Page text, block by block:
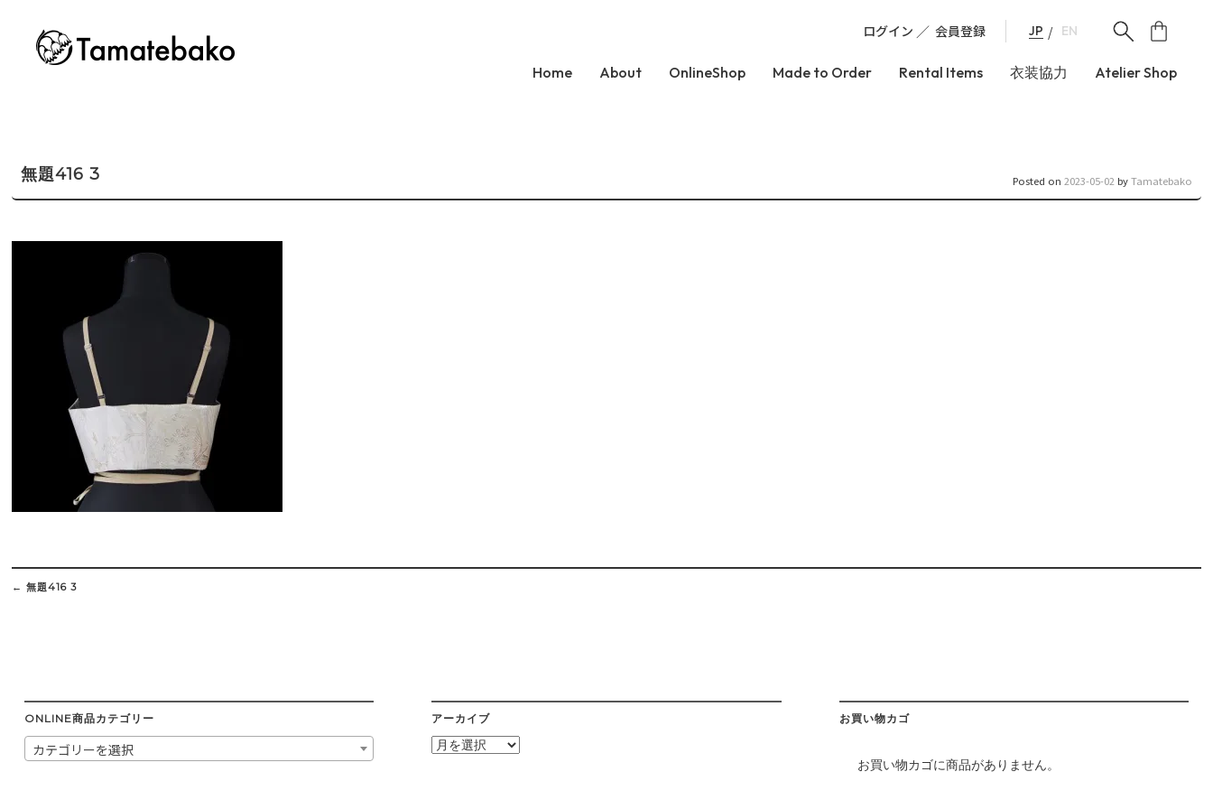
ログイン 会員登録 JP EN
Home About OnlineShop Made to Order Rental Items 衣装協力 Atelier Shop
無題416 3 Posted on 2023-05-02 byTamatebako
Post
navigation
← 無題416 3
ONLINE商品カテゴリー
カテゴリーを選択
アーカイブ
ア
ー
お買い物カゴ
お買い物カゴに商品がありません。